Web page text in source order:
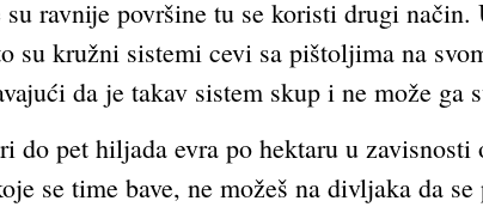
ravnije površine tu se koristi drugi
kružni sistemi cevi sa pištoljima na
da je takav sistem skup i ne može ga
do pet hiljada evra po hektaru u
se time bave, ne možeš na divljaka da